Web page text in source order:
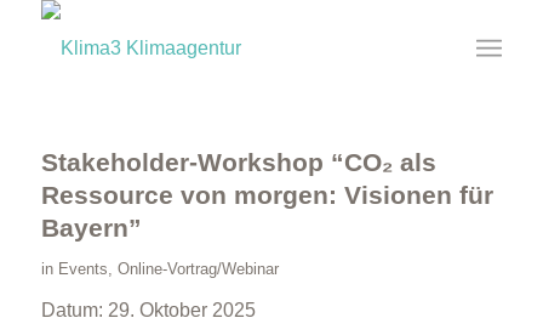
Stakeholder-Workshop “CO₂ als
Ressource von morgen: Visionen für
Bayern”
in Events, Online-Vortrag/Webinar
Datum: 29. Oktober 2025